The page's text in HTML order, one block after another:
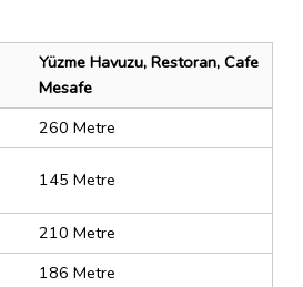
Yüzme Havuzu, Restoran, Cafe
Mesafe
260 Metre
145 Metre
210 Metre
186 Metre